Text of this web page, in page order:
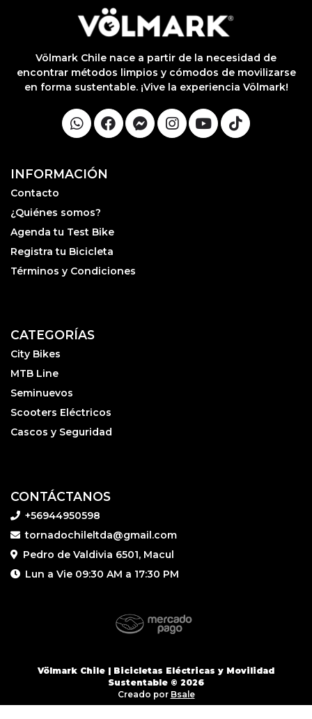
Völmark Chile nace a partir de la necesidad de
encontrar métodos limpios y cómodos de movilizarse
en forma sustentable. ¡Vive la experiencia Völmark!
INFORMACIÓN
Contacto
¿Quiénes somos?
Agenda tu Test Bike
Registra tu Bicicleta
Términos y Condiciones
CATEGORÍAS
City Bikes
MTB Line
Seminuevos
Scooters Eléctricos
Cascos y Seguridad
CONTÁCTANOS
+56944950598
tornadochileltda@gmail.com
Pedro de Valdivia 6501, Macul
Lun a Vie 09:30 AM a 17:30 PM
Völmark Chile | Bicicletas Eléctricas y Movilidad
Sustentable © 2026
Creado por Bsale